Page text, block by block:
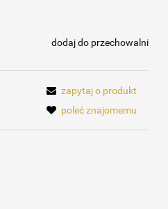
dodaj do przechowalni
zapytaj o produkt
poleć znajomemu